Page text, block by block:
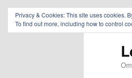
Privacy & Cookies: This site uses cookies.
To find out more, including how to control